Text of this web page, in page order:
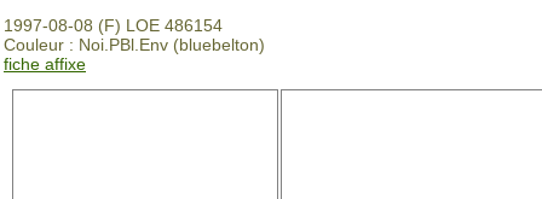
1997-08-08 (F) LOE 486154
Couleur : Noi.PBl.Env (bluebelton)
fiche affixe